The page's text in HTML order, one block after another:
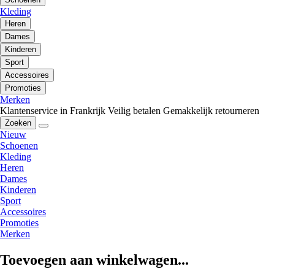
Kleding
Heren
Dames
Kinderen
Sport
Accessoires
Promoties
Merken
Klantenservice in Frankrijk Veilig betalen Gemakkelijk retourneren
Zoeken
Nieuw
Schoenen
Kleding
Heren
Dames
Kinderen
Sport
Accessoires
Promoties
Merken
Toevoegen aan winkelwagen...